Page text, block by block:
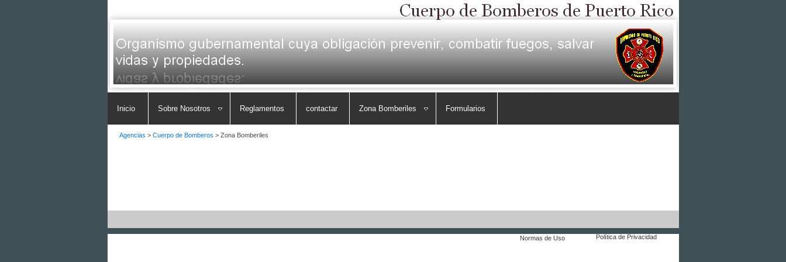
Inicio Sobre Nosotros Reglamentos contactar Zona Bomberiles Formularios
Agencias > Cuerpo de Bomberos > Zona Bomberiles
Normas de Uso Política de Privacidad